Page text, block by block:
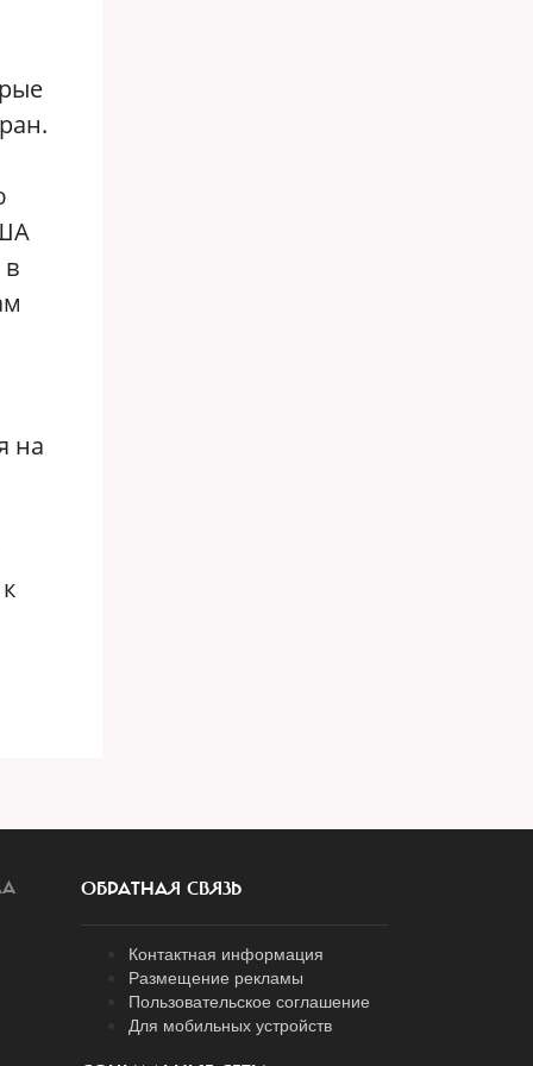
на
ОБРАТНАЯ СВЯЗЬ
Контактная информация
Размещение рекламы
Пользовательское соглашение
Для мобильных устройств